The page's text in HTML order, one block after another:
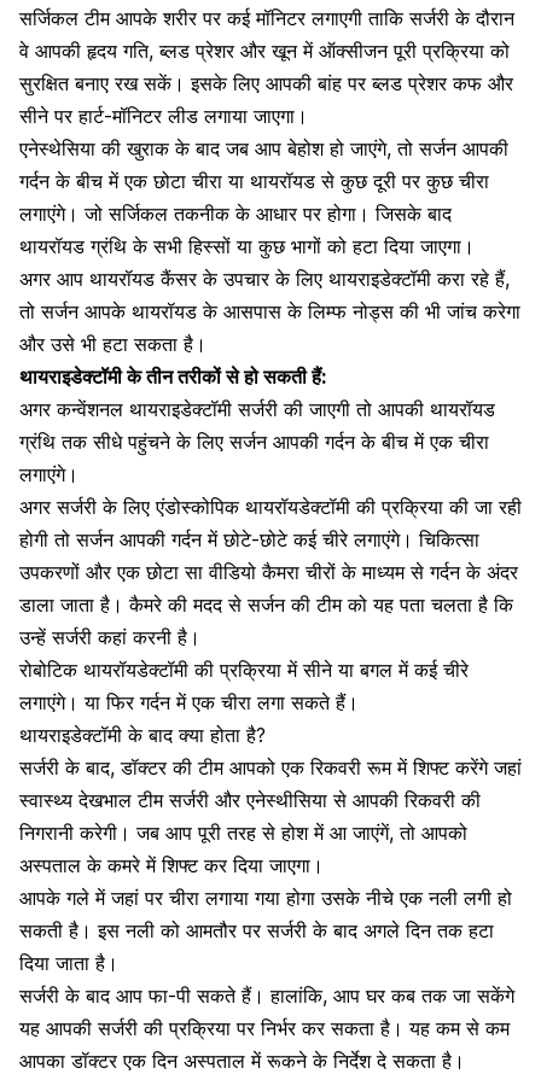
सर्जिकल टीम आपके शरीर पर कई मॉनिटर लगाएगी ताकि सर्जरी के दौरान
वे आपकी हृदय गति, ब्लड प्रेशर और खून में ऑक्सीजन पूरी प्रक्रिया को
सुरक्षित बनाए रख सकें। इसके लिए आपकी बांह पर ब्लड प्रेशर कफ और
सीने पर हार्ट-मॉनिटर लीड लगाया जाएगा।
एनेस्थेसिया की खुराक के बाद जब आप बेहोश हो जाएंगे, तो सर्जन आपकी
गर्दन के बीच में एक छोटा चीरा या थायरॉयड से कुछ दूरी पर कुछ चीरा
लगाएंगे। जो सर्जिकल तकनीक के आधार पर होगा। जिसके बाद
थायरॉयड ग्रंथि के सभी हिस्सों या कुछ भागों को हटा दिया जाएगा।
अगर आप थायरॉयड कैंसर के उपचार के लिए थायराइडेक्टॉमी करा रहे हैं,
तो सर्जन आपके थायरॉयड के आसपास के लिम्फ नोड्स की भी जांच करेगा
और उसे भी हटा सकता है।
थायराइडेक्टॉमी के तीन तरीकों से हो सकती हैं:
अगर कन्वेंशनल थायराइडेक्टॉमी सर्जरी की जाएगी तो आपकी थायरॉयड
ग्रंथि तक सीधे पहुंचने के लिए सर्जन आपकी गर्दन के बीच में एक चीरा
लगाएंगे।
अगर सर्जरी के लिए एंडोस्कोपिक थायरॉयडेक्टॉमी की प्रक्रिया की जा रही
होगी तो सर्जन आपकी गर्दन में छोटे-छोटे कई चीरे लगाएंगे। चिकित्सा
उपकरणों और एक छोटा सा वीडियो कैमरा चीरों के माध्यम से गर्दन के अंदर
डाला जाता है। कैमरे की मदद से सर्जन की टीम को यह पता चलता है कि
उन्हें सर्जरी कहां करनी है।
रोबोटिक थायरॉयडेक्टॉमी की प्रक्रिया में सीने या बगल में कई चीरे
लगाएंगे। या फिर गर्दन में एक चीरा लगा सकते हैं।
थायराइडेक्टॉमी के बाद क्या होता है?
सर्जरी के बाद, डॉक्टर की टीम आपको एक रिकवरी रूम में शिफ्ट करेंगे जहां
स्वास्थ्य देखभाल टीम सर्जरी और एनेस्थीसिया से आपकी रिकवरी की
निगरानी करेगी। जब आप पूरी तरह से होश में आ जाएंगें, तो आपको
अस्पताल के कमरे में शिफ्ट कर दिया जाएगा।
आपके गले में जहां पर चीरा लगाया गया होगा उसके नीचे एक नली लगी हो
सकती है। इस नली को आमतौर पर सर्जरी के बाद अगले दिन तक हटा
दिया जाता है।
सर्जरी के बाद आप फा-पी सकते हैं। हालांकि, आप घर कब तक जा सकेंगे
यह आपकी सर्जरी की प्रक्रिया पर निर्भर कर सकता है। यह कम से कम
आपका डॉक्टर एक दिन अस्पताल में रूकने के निर्देश दे सकता है।